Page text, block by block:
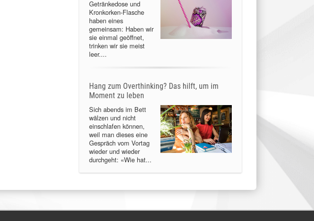
Getränkedose und
Kronkorken-Flasche
haben eines
gemeinsam: Haben wir
sie einmal geöffnet,
trinken wir sie meist
leer....
Hang zum Overthinking? Das hilft, um im
Moment zu leben
Sich abends im Bett
wälzen und nicht
einschlafen können,
weil man dieses eine
Gespräch vom Vortag
wieder und wieder
durchgeht: «Wie hat...